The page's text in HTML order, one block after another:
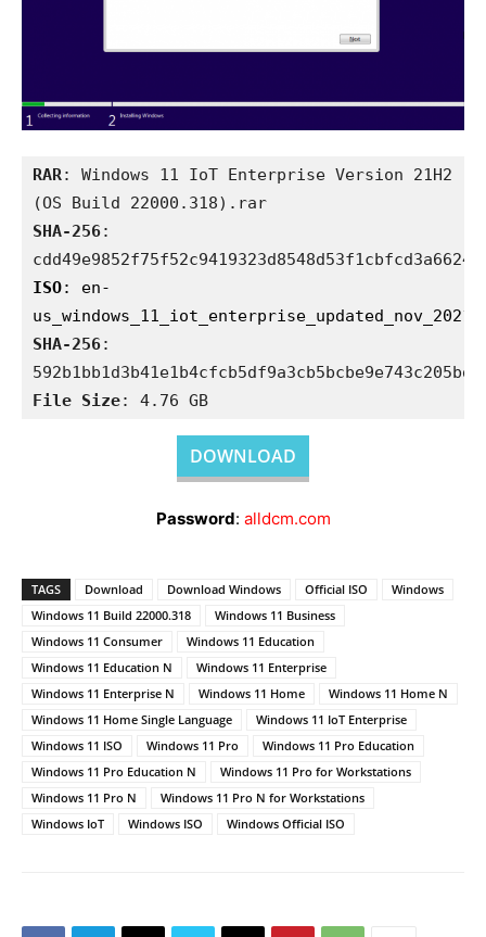
RAR: Windows 11 IoT Enterprise Version 21H2
SHA-256:
ISO: en-
SHA-256:
File Size: 4.76 GB
DOWNLOAD
Password: alldcm.com
TAGS Download Download Windows Official ISO
Windows
Windows 11 Build 22000.318
Windows 11 Business
Windows 11 Consumer
Windows 11 Education
Windows 11 Education N
Windows 11 Enterprise
Windows 11 Enterprise N
Windows 11 Home
Windows 11 Home N
Windows 11 Home Single Language
Windows 11 IoT Enterprise
Windows 11 ISO
Windows 11 Pro
Windows 11 Pro Education
Windows 11 Pro Education N
Windows 11 Pro for Workstations
Windows 11 Pro N
Windows 11 Pro N for Workstations
Windows IoT
Windows ISO Windows Official ISO